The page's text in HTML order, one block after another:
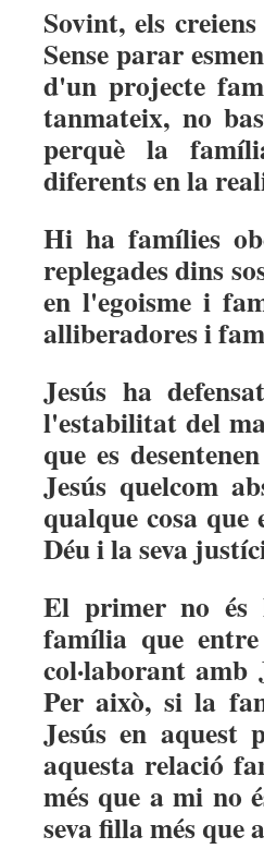
Sovint, els
Sense parar
d'un projecte
tanmateix, no
perquè la
diferents en la
Hi ha famílies
replegades dins
en l'egoisme i
alliberadores i
Jesús ha
l'estabilitat del
que es
Jesús quelcom
qualque cosa
Déu i la seva
El primer no és
família que
col·laborant
Per això, si la
Jesús en aquest
aquesta relació
més que a mi no
seva filla més que